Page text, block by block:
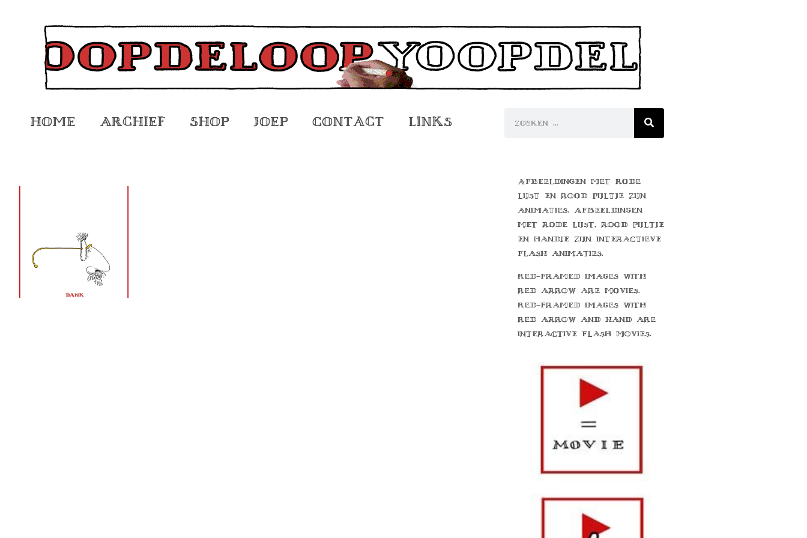
Home Archief Shop Joep Contact Links
Afbeeldingen met rode
lijst en rood pijltje zijn
animaties. Afbeeldingen
met rode lijst, rood pijltje
en handje zijn interactieve
flash animaties.
Red-framed images with
red arrow are movies.
Red-framed images with
red arrow and hand are
interactive flash movies.